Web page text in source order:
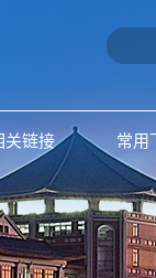
关链接 常用